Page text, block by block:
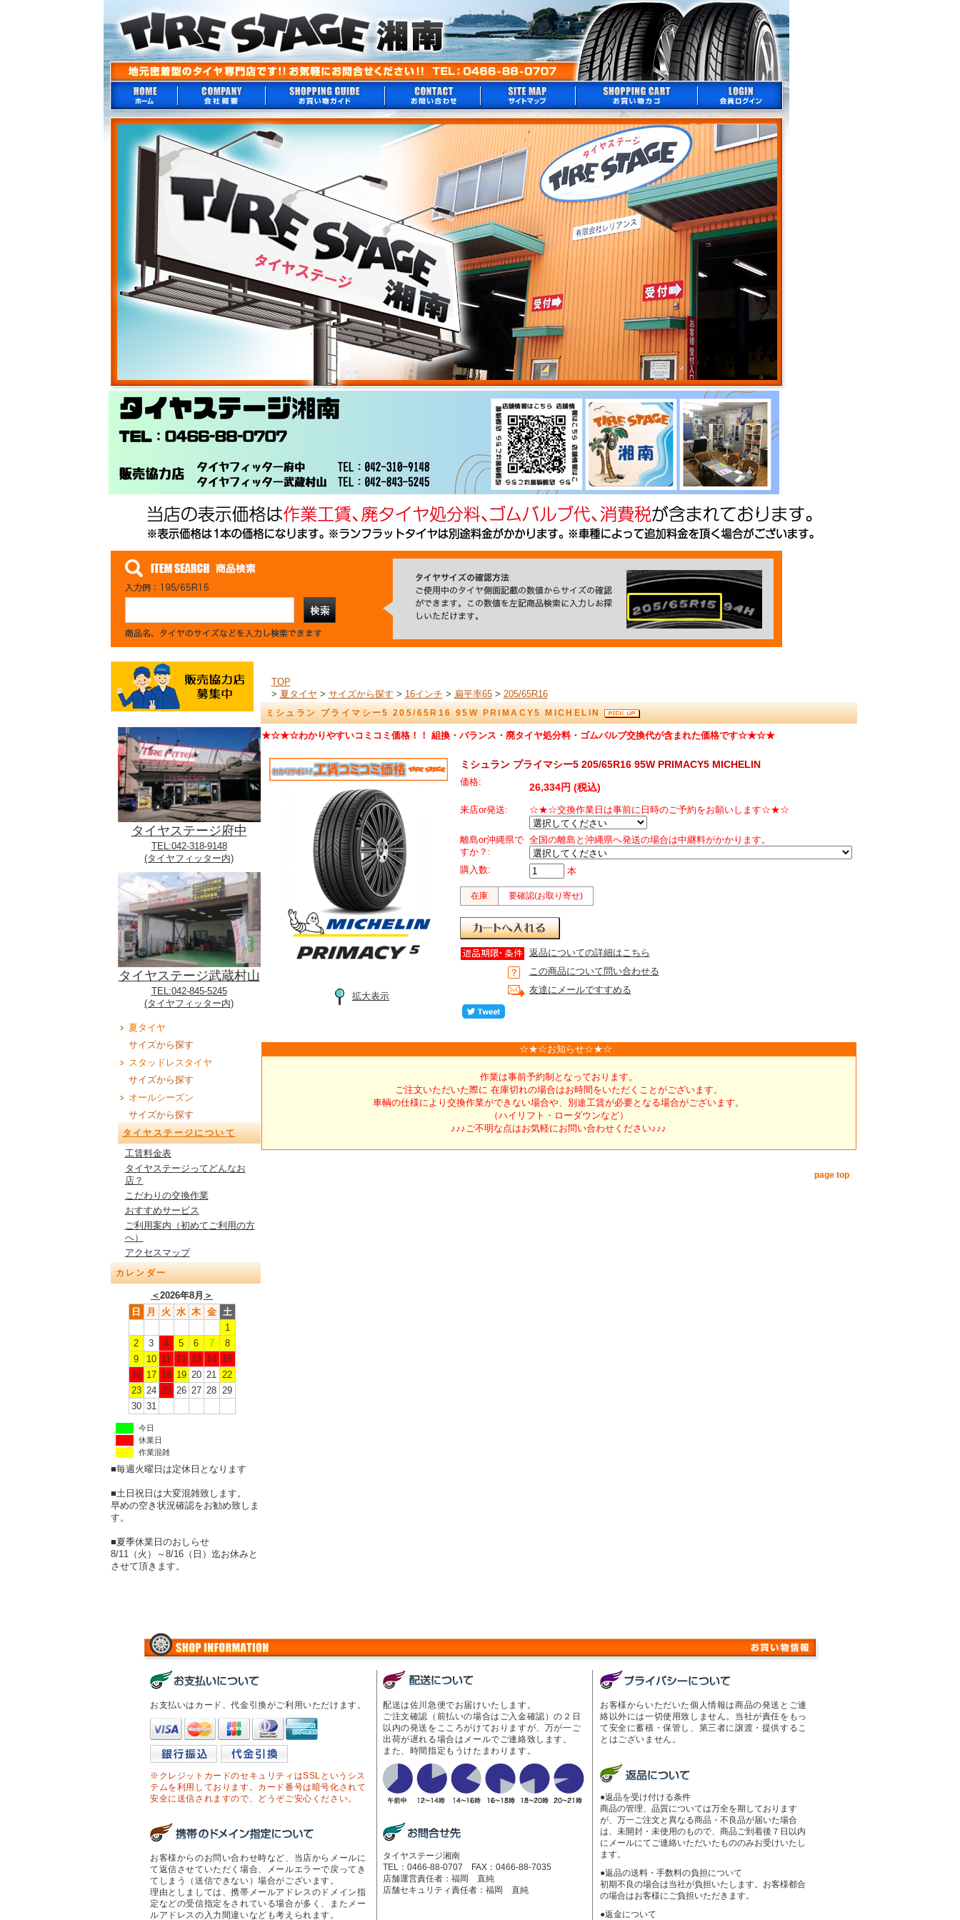
タイヤステージ府中
TEL:042-318-9148
(タイヤフィッター内)
タイヤステージ武蔵村山
TEL:042-845-5245
(タイヤフィッター内)
夏タイヤ
サイズから探す
スタッドレスタイヤ
サイズから探す
オールシーズン
サイズから探す
タイヤステージについて
工賃料金表
タイヤステージってどんなお
店？
こだわりの交換作業
おすすめサービス
ご利用案内（初めてご利用の方
へ）
アクセスマップ
カレンダー
＜2026年8月 ＞
日
月 火 水 木 金
土
1
2
3 4 5 6 7
8
9
10 11 12 13 14 15
16 17 18 19 20 21 22
23 24 25 26 27 28 29
30 31
今日
休業日
作業混雑
■毎週火曜日は定休日となります
■土日祝日は大変混雑致します。
早めの空き状況確認をお勧め致しま
す。
■夏季休業日のおしらせ
8/11（火）～8/16（日）迄お休みと
させて頂きます。
TOP
> 夏タイヤ > サイズから探す > 16インチ > 扁平率65> 205/65R16
ミシュラン プライマシー5 205/65R16 95W PRIMACY5 MICHELIN
★☆★☆わかりやすいコミコミ価格！！ 組換・バランス・廃タイヤ処分料・ゴムバルブ交換代が含まれた価格です☆★☆★
拡大表示
ミシュラン プライマシー5 205/65R16 95W PRIMACY5 MICHELIN
価格: 26,334円 (税込)
来店or発送: ☆★☆交換作業日は事前に日時のご予約をお願いします☆★☆
離島or沖縄県で
すか？:
全国の離島と沖縄県へ発送の場合は中継料がかかります。
購入数: 本
在庫 要確認(お取り寄せ)
返品についての詳細はこちら
この商品について問い合わせる
友達にメールですすめる
☆★☆お知らせ☆★☆
作業は事前予約制となっております。
ご注文いただいた際に 在庫切れの場合はお時間をいただくことがございます。
車輌の仕様により交換作業ができない場合や、別途工賃が必要となる場合がございます。
（ハイリフト・ローダウンなど）
♪♪♪ご不明な点はお気軽にお問い合わせください♪♪♪
page top
お支払いはカード、代金引換がご利用いただけます。
※クレジットカードのセキュリティはSSLというシス
テムを利用しております。カード番号は暗号化されて
安全に送信されますので、どうぞご安心ください。
お客様からのお問い合わせ時など、当店からメールに
て返信させていただく場合、メールエラーで戻ってき
てしまう（送信できない）場合がございます。
理由としましては、携帯メールアドレスのドメイン指
定などの受信指定をされている場合が多く、またメー
ルアドレスの入力間違いなども考えられます。
配送は佐川急便でお届けいたします。
ご注文確認（前払いの場合はご入金確認）の２日
以内の発送をこころがけておりますが、万が一ご
出荷が遅れる場合はメールでご連絡致します。
また、時間指定もうけたまわります。
タイヤステージ湘南
TEL：0466-88-0707 FAX：0466-88-7035
店舗運営責任者：福岡 直純
店舗セキュリティ責任者：福岡 直純
お客様からいただいた個人情報は商品の発送とご連
絡以外には一切使用致しません。当社が責任をもっ
て安全に蓄積・保管し、第三者に譲渡・提供するこ
とはございません。
●返品を受け付ける条件
商品の管理、品質については万全を期しております
が、万一ご注文と異なる商品・不良品が届いた場合
は、未開封・未使用のもので、商品ご到着後７日以内
にメールにてご連絡いただいたもののみお受けいたし
ます。
●返品の送料・手数料の負担について
初期不良の場合は当社が負担いたします。お客様都合
の場合はお客様にご負担いただきます。
●返金について